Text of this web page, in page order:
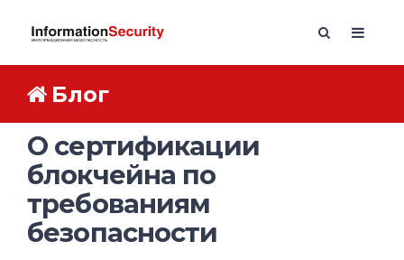
Блог
О сертификации
блокчейна по
требованиям
безопасности